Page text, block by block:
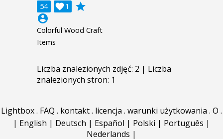
54 1

grade
account_circle
Colorful Wood Craft
Items
Liczba znalezionych zdjęć: 2 | Liczba
znalezionych stron: 1
Lightbox. FAQ . kontakt. licencja . warunki użytkowania . O .
| English | Deutsch | Español | Polski | Português |
Nederlands |